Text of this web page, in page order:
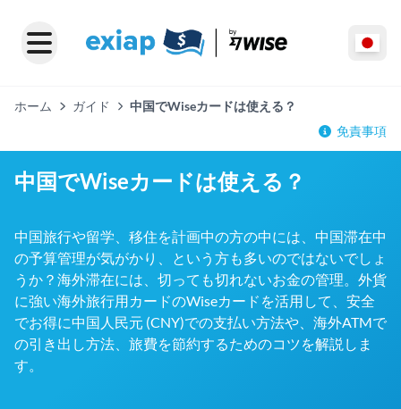
ホーム ガイド
中国でWiseカードは使える？
免責事項
中国でWiseカードは使える？
中国旅行や留学、移住を計画中の方の中には、中国滞在中
の予算管理が気がかり、という方も多いのではないでしょ
うか？海外滞在には、切っても切れないお金の管理。外貨
に強い海外旅行用カードのWiseカードを活用して、安全
でお得に中国人民元 (CNY)での支払い方法や、海外ATMで
の引き出し方法、旅費を節約するためのコツを解説しま
す。